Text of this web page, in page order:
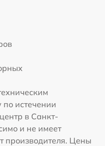
истечении
в Санкт-
и не имеет
производителя. Цены